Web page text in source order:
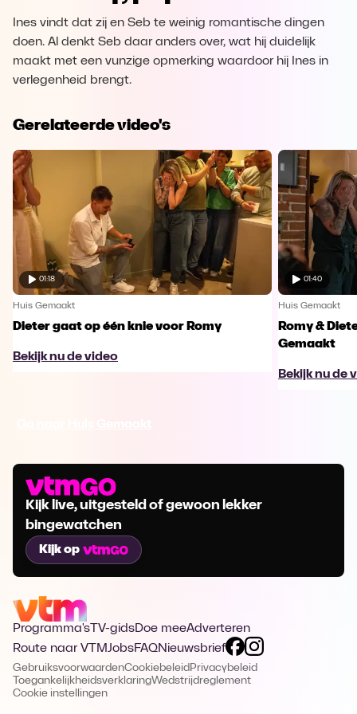
Ines vindt dat zij en Seb te weinig romantische dingen
doen. Al denkt Seb daar anders over, wat hij duidelijk
maakt met een vunzige opmerking waardoor hij Ines in
verlegenheid brengt.
Gerelateerde video's
01:18
Huis Gemaakt
Dieter gaat op één knie voor Romy
Bekijk nu de video
01:40
Huis Gemaakt
Romy &
Gemaakt
Bekijk nu de
Kijk live, uitgesteld of gewoon lekker
bingewatchen
Kijk op
Programma's TV-gidsDoe meeAdverteren
Route naar VTMJobsFAQNieuwsbrief
GebruiksvoorwaardenCookiebeleid Privacybeleid
ToegankelijkheidsverklaringWedstrijdreglement
Cookie instellingen